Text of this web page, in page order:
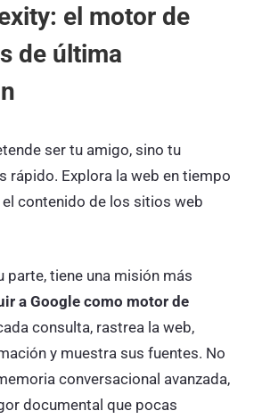
el motor de
de última
ser tu amigo, sino tu
rápido. Explora la web en tiempo
el contenido de los sitios web
parte, tiene una misión más
a Google como motor de
consulta, rastrea la web,
y muestra sus fuentes. No
conversacional avanzada,
documental que pocas